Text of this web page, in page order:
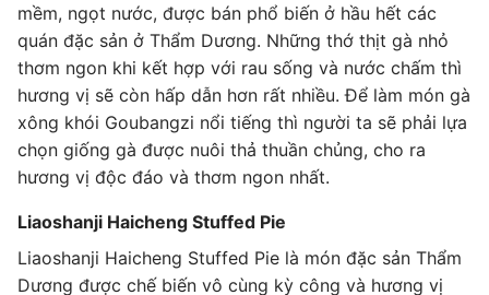
mềm, ngọt nước, được bán phổ biến ở hầu hết các
quán đặc sản ở Thẩm Dương. Những thớ thịt gà nhỏ
thơm ngon khi kết hợp với rau sống và nước chấm thì
hương vị sẽ còn hấp dẫn hơn rất nhiều. Để làm món gà
xông khói Goubangzi nổi tiếng thì người ta sẽ phải lựa
chọn giống gà được nuôi thả thuần chủng, cho ra
hương vị độc đáo và thơm ngon nhất.
Liaoshanji Haicheng Stuffed Pie
Liaoshanji Haicheng Stuffed Pie là món đặc sản Thẩm
Dương được chế biến vô cùng kỳ công và hương vị